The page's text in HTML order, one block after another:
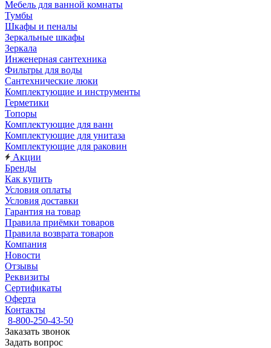
Мебель для ванной комнаты
Тумбы
Шкафы и пеналы
Зеркальные шкафы
Зеркала
Инженерная сантехника
Фильтры для воды
Сантехнические люки
Комплектующие и инструменты
Герметики
Топоры
Комплектующие для ванн
Комплектующие для унитаза
Комплектующие для раковин
Акции
Бренды
Как купить
Условия оплаты
Условия доставки
Гарантия на товар
Правила приёмки товаров
Правила возврата товаров
Компания
Новости
Отзывы
Реквизиты
Сертификаты
Оферта
Контакты
8-800-250-43-50
Заказать звонок
Задать вопрос